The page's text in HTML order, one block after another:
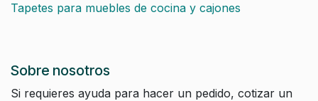
Tapetes para muebles de cocina y cajones
Sobre nosotros
Si requieres ayuda para hacer un pedido, cotizar un